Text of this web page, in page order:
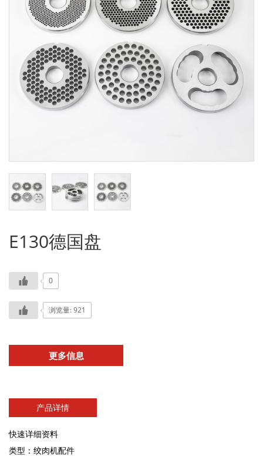
E130德国盘
0
浏览量: 921
更多信息
产品详情
快速详细资料
类型：绞肉机配件